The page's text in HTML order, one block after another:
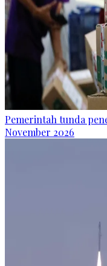
Pemerintah tunda
November 2026